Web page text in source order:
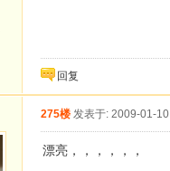
回复
275楼 发表于: 2009-01-10
漂亮，，，，，，